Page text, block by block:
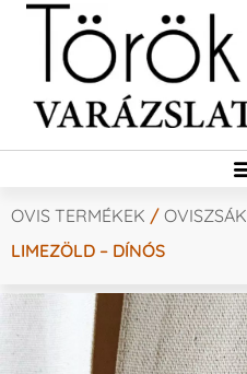
OVIS TERMÉKEK / OVISZSÁK
LIMEZÖLD – DÍNÓS